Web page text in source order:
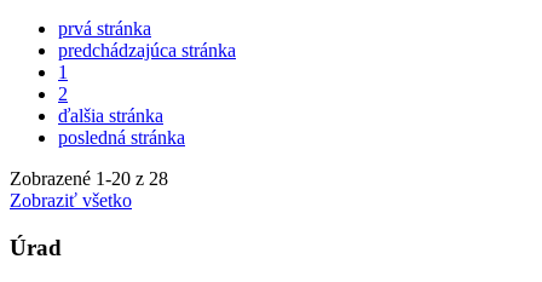
prvá stránka
predchádzajúca stránka
1
2
ďalšia stránka
posledná stránka
Zobrazené 1-20 z 28
Zobraziť všetko
Úrad